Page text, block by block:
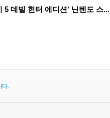
5 데빌 헌터 에디션' 닌텐도 스...
다.